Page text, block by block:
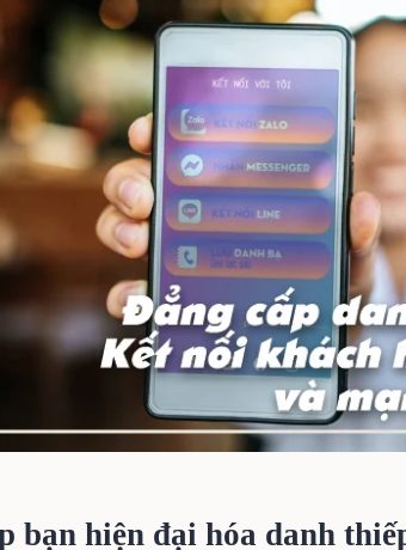
bạn hiện đại hóa danh